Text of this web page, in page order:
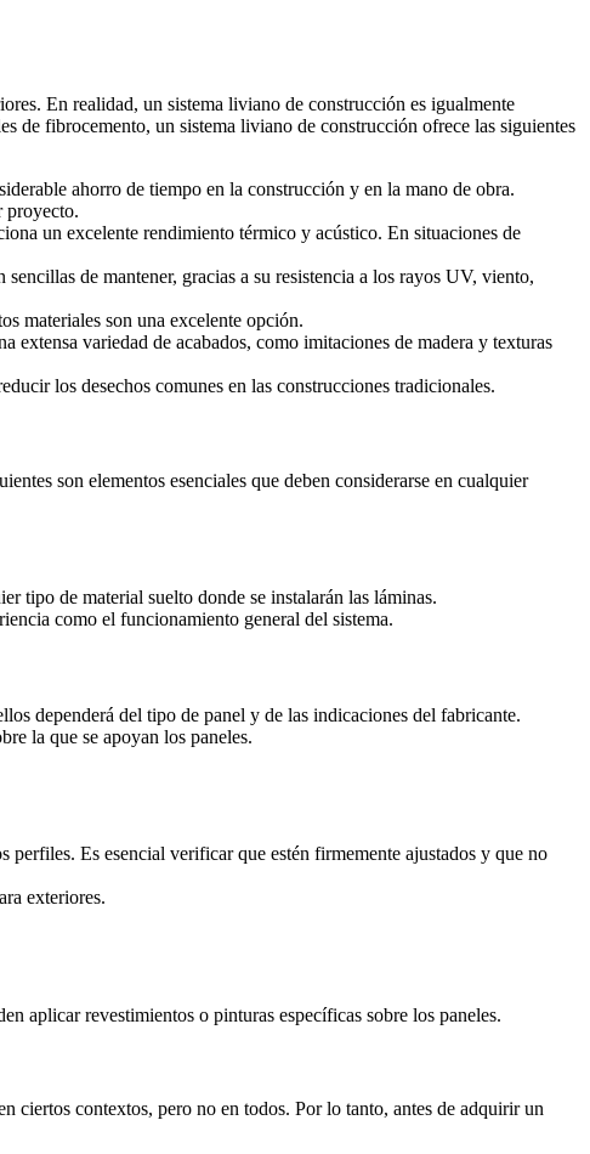
En realidad, un sistema liviano de construcción es igualmente
de fibrocemento, un sistema liviano de construcción ofrece las siguientes
ahorro de tiempo en la construcción y en la mano de obra.
proyecto.
un excelente rendimiento térmico y acústico. En situaciones de
de mantener, gracias a su resistencia a los rayos UV, viento,
materiales son una excelente opción.
extensa variedad de acabados, como imitaciones de madera y texturas
los desechos comunes en las construcciones tradicionales.
son elementos esenciales que deben considerarse en cualquier
tipo de material suelto donde se instalarán las láminas.
como el funcionamiento general del sistema.
dependerá del tipo de panel y de las indicaciones del fabricante.
la que se apoyan los paneles.
Es esencial verificar que estén firmemente ajustados y que no
exteriores.
aplicar revestimientos o pinturas específicas sobre los paneles.
ciertos contextos, pero no en todos. Por lo tanto, antes de adquirir un